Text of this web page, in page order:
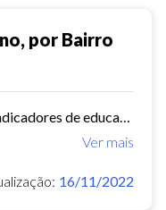
por Bairro
Ver mais
16/11/2022